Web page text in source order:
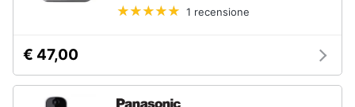
1 recensione
€ 47,00